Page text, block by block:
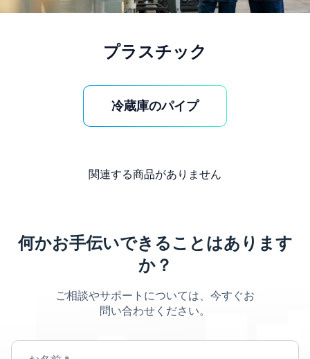
プラスチック
冷蔵庫のパイプ
関連する商品がありません
何かお手伝いできることはあります
か？
ご相談やサポートについては、今すぐお
問い合わせください。